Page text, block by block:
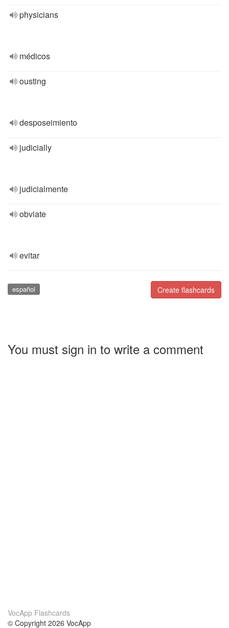
physicians
médicos
ousting
desposeimiento
judicially
judicialmente
obviate
evitar
Create flashcards
español
You must sign in to write a comment
VocApp Flashcards
© Copyright 2026 VocApp